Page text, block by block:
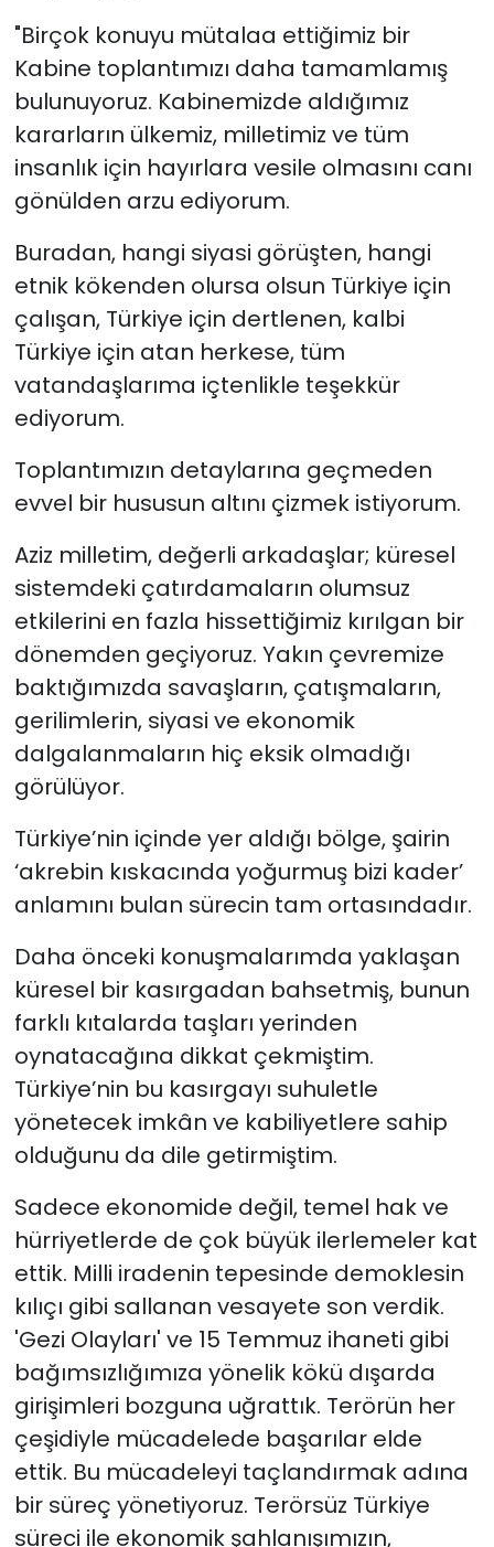
"Birçok konuyu mütalaa ettiğimiz bir
Kabine toplantımızı daha tamamlamış
bulunuyoruz. Kabinemizde aldığımız
kararların ülkemiz, milletimiz ve tüm
insanlık için hayırlara vesile olmasını canı
gönülden arzu ediyorum.
Buradan, hangi siyasi görüşten, hangi
etnik kökenden olursa olsun Türkiye için
çalışan, Türkiye için dertlenen, kalbi
Türkiye için atan herkese, tüm
vatandaşlarıma içtenlikle teşekkür
ediyorum.
Toplantımızın detaylarına geçmeden
evvel bir hususun altını çizmek istiyorum.
Aziz milletim, değerli arkadaşlar; küresel
sistemdeki çatırdamaların olumsuz
etkilerini en fazla hissettiğimiz kırılgan bir
dönemden geçiyoruz. Yakın çevremize
baktığımızda savaşların, çatışmaların,
gerilimlerin, siyasi ve ekonomik
dalgalanmaların hiç eksik olmadığı
görülüyor.
Türkiye’nin içinde yer aldığı bölge, şairin
‘akrebin kıskacında yoğurmuş bizi kader’
anlamını bulan sürecin tam ortasındadır.
Daha önceki konuşmalarımda yaklaşan
küresel bir kasırgadan bahsetmiş, bunun
farklı kıtalarda taşları yerinden
oynatacağına dikkat çekmiştim.
Türkiye’nin bu kasırgayı suhuletle
yönetecek imkân ve kabiliyetlere sahip
olduğunu da dile getirmiştim.
Sadece ekonomide değil, temel hak ve
hürriyetlerde de çok büyük ilerlemeler kat
ettik. Milli iradenin tepesinde demoklesin
kılıçı gibi sallanan vesayete son verdik.
'Gezi Olayları' ve 15 Temmuz ihaneti gibi
bağımsızlığımıza yönelik kökü dışarda
girişimleri bozguna uğrattık. Terörün her
çeşidiyle mücadelede başarılar elde
ettik. Bu mücadeleyi taçlandırmak adına
bir süreç yönetiyoruz. Terörsüz Türkiye
süreci ile ekonomik şahlanışımızın,